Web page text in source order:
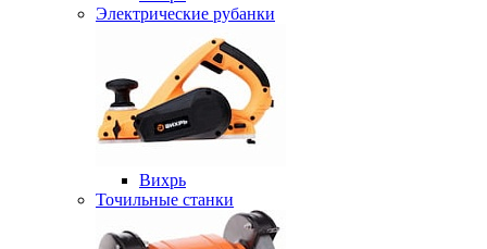
Электрические рубанки
Вихрь
Точильные станки